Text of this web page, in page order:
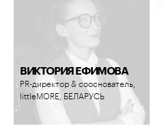
ВИКТОРИЯ ЕФИМОВА
PR-директор & сооснователь,
littleMORE, БЕЛАРУСЬ